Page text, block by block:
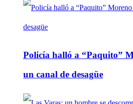
Policía halló a “Paquito”
un canal de desagüe